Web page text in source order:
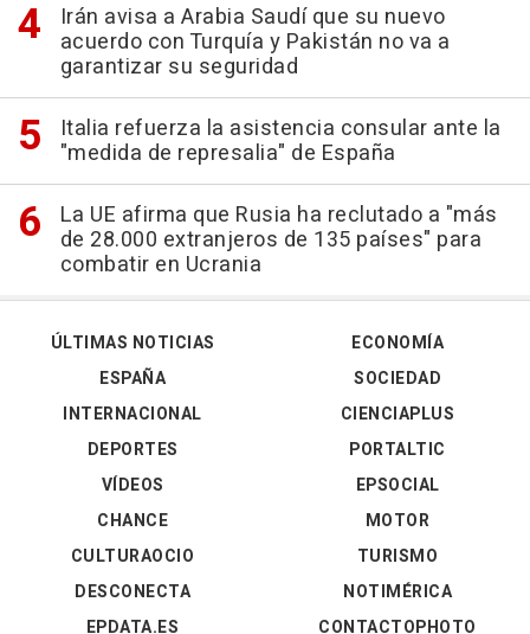
Irán avisa a Arabia Saudí que su nuevo
acuerdo con Turquía y Pakistán no va a
garantizar su seguridad
Italia refuerza la asistencia consular ante la
"medida de represalia" de España
La UE afirma que Rusia ha reclutado a "más
de 28.000 extranjeros de 135 países" para
combatir en Ucrania
ÚLTIMAS NOTICIAS
ESPAÑA
INTERNACIONAL
DEPORTES
VÍDEOS
ECONOMÍA
SOCIEDAD
CIENCIAPLUS
PORTALTIC
EPSOCIAL
CHANCE
CULTURAOCIO
DESCONECTA
EPDATA.ES
MOTOR
TURISMO
NOTIMÉRICA
CONTACTOPHOTO